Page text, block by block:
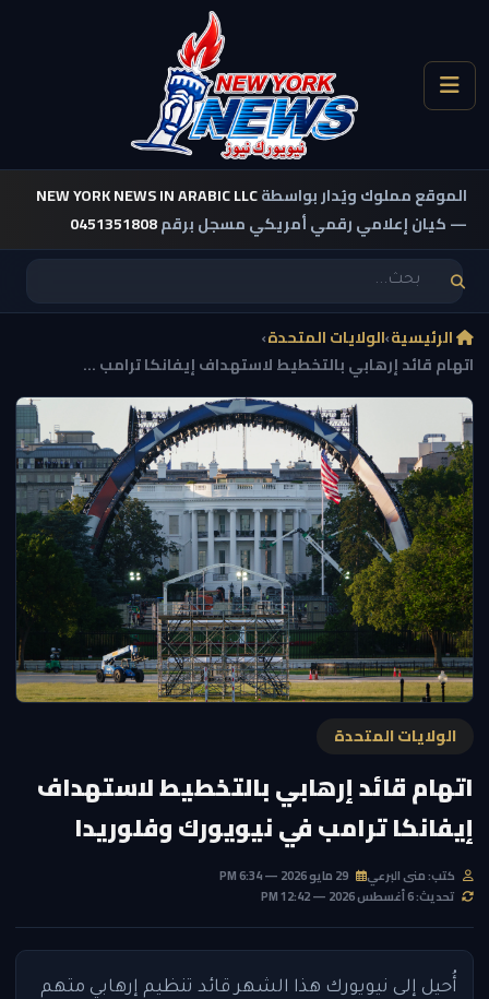
الموقع مملوك ويُدار بواسطةNEW YORK NEWS IN ARABIC LLC
— كيان إعلامي رقمي أمريكي مسجل برقم0451351808
الرئيسية›الولايات المتحدة›
اتهام قائد إرهابي بالتخطيط لاستهداف إيفانكا ترامب ...
الولايات المتحدة
اتهام قائد إرهابي بالتخطيط لاستهداف
إيفانكا ترامب في نيويورك وفلوريدا
كتب: منى البرعي
تحديث: 6 أغسطس 2026 — 12:42 PM
أُحيل إلى نيويورك هذا الشهر قائد تنظيم إرهابي متهم